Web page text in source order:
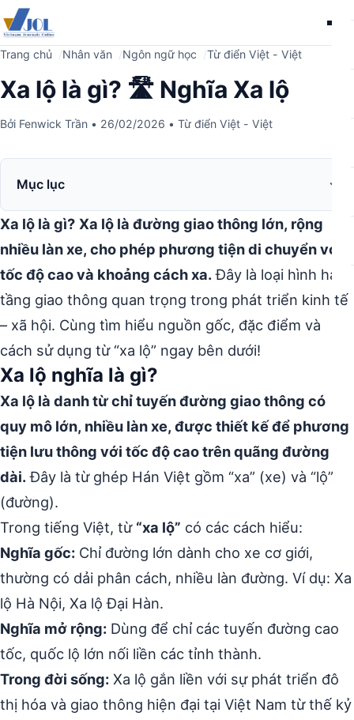
Trang chủ Nhân văn Ngôn ngữ học Từ điển Việt - Việt
Xa lộ là gì? 🛣️ Nghĩa Xa lộ
Bởi Fenwick Trần • 26/02/2026 • Từ điển Việt - Việt
Mục lục
Xa lộ là gì? Xa lộ là đường giao thông lớn, rộng
nhiều làn xe, cho phép phương tiện di chuyển với
tốc độ cao và khoảng cách xa.Đây là loại hình hạ
tầng giao thông quan trọng trong phát triển kinh tế
– xã hội. Cùng tìm hiểu nguồn gốc, đặc điểm và
cách sử dụng từ “xa lộ” ngay bên dưới!
Xa lộ nghĩa là gì?
Xa lộ là danh từ chỉ tuyến đường giao thông có
quy mô lớn, nhiều làn xe, được thiết kế để phương
tiện lưu thông với tốc độ cao trên quãng đường
dài.Đây là từ ghép Hán Việt gồm “xa” (xe) và “lộ”
(đường).
Trong tiếng Việt, từ “xa lộ” có các cách hiểu:
Nghĩa gốc: Chỉ đường lớn dành cho xe cơ giới,
thường có dải phân cách, nhiều làn đường. Ví dụ: Xa
lộ Hà Nội, Xa lộ Đại Hàn.
Nghĩa mở rộng: Dùng để chỉ các tuyến đường cao
tốc, quốc lộ lớn nối liền các tỉnh thành.
Trong đời sống: Xa lộ gắn liền với sự phát triển đô
thị hóa và giao thông hiện đại tại Việt Nam từ thế kỷ